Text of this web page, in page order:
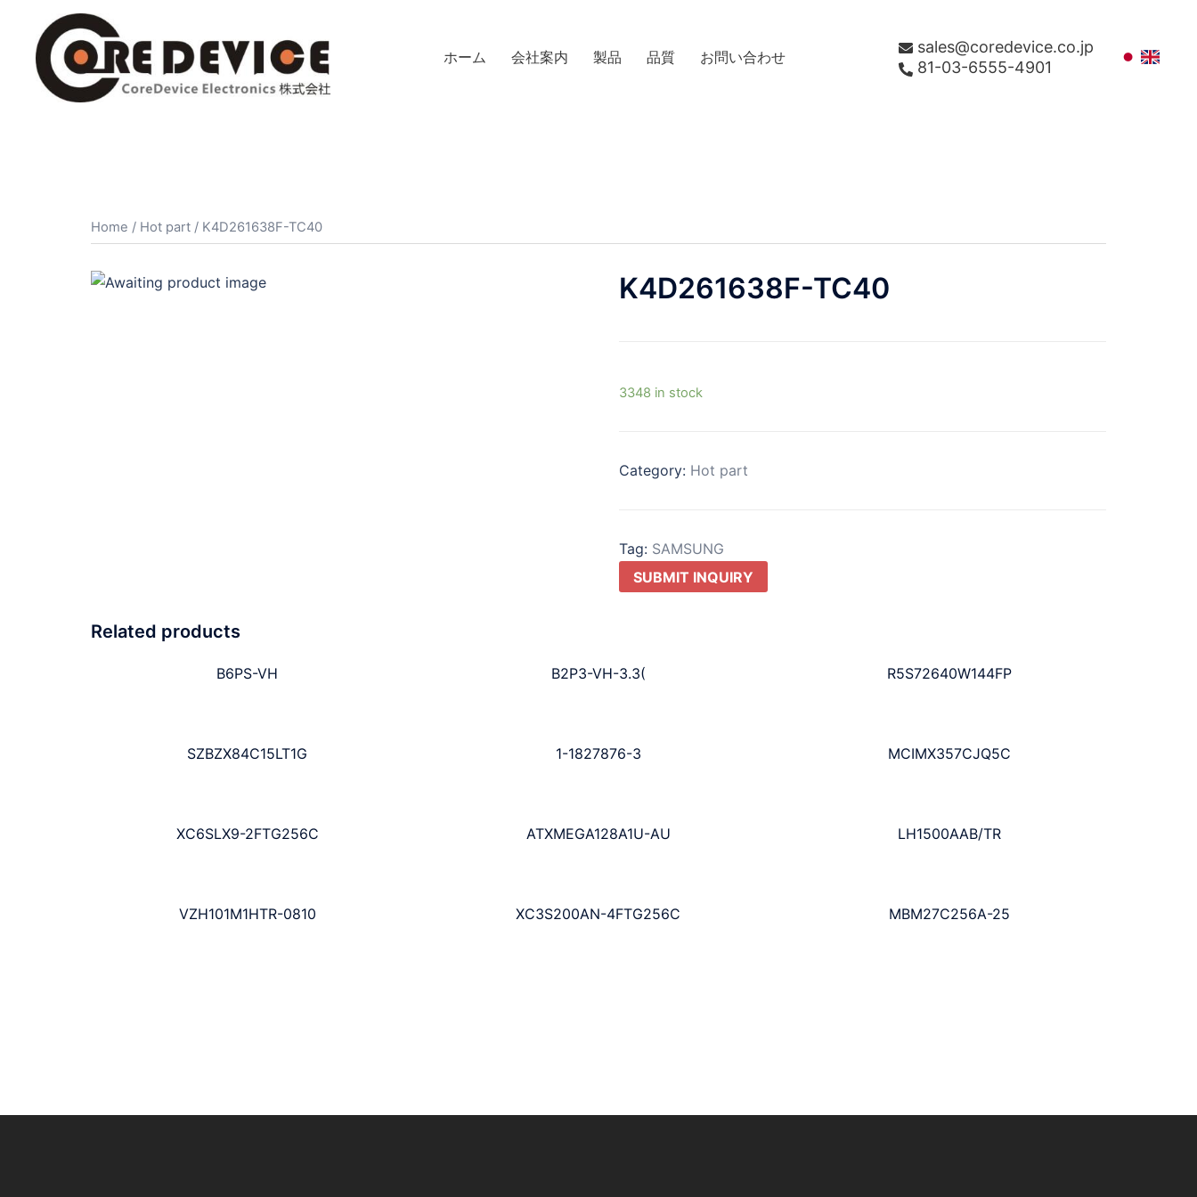
ホーム 会社案内 製品 品質 お問い合わせ
sales@coredevice.co.jp
81-03-6555-4901
Home / Hot part / K4D261638F-TC40
K4D261638F-TC40
3348 in stock
Category: Hot part
Tag: SAMSUNG
SUBMIT INQUIRY
Related products
B6PS-VH B2P3-VH-3.3( R5S72640W144FP
SZBZX84C15LT1G 1-1827876-3 MCIMX357CJQ5C
XC6SLX9-2FTG256C ATXMEGA128A1U-AU LH1500AAB/TR
VZH101M1HTR-0810 XC3S200AN-4FTG256C MBM27C256A-25